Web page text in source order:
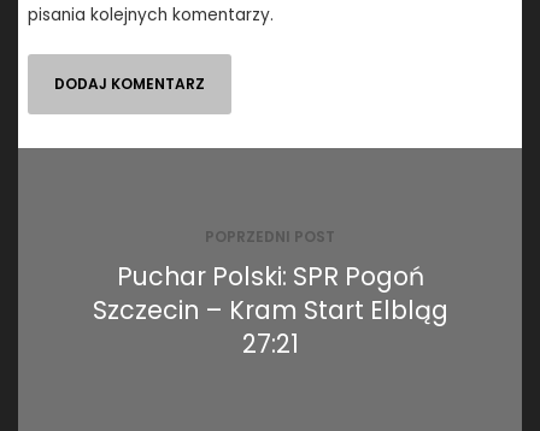
pisania kolejnych komentarzy.
POPRZEDNI POST
Puchar Polski: SPR Pogoń
Szczecin – Kram Start Elbląg
27:21